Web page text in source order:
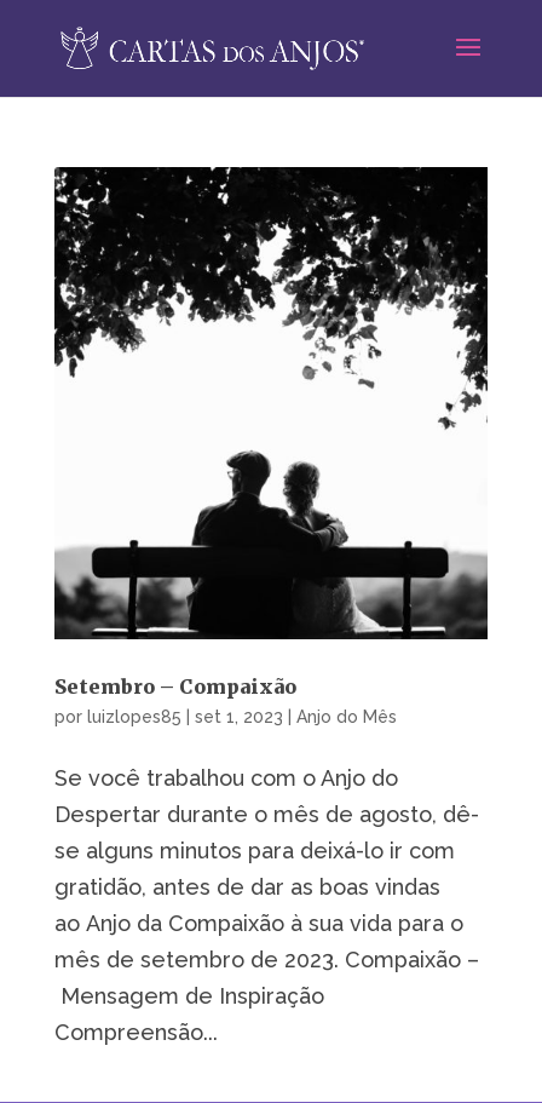
Setembro – Compaixão
por luizlopes85 set 1, 2023 Anjo do Mês
Se você trabalhou com o Anjo do
Despertar durante o mês de agosto, dê-
se alguns minutos para deixá-lo ir com
gratidão, antes de dar as boas vindas
ao Anjo da Compaixão à sua vida para o
mês de setembro de 2023. Compaixão –
Mensagem de Inspiração
Compreensão...